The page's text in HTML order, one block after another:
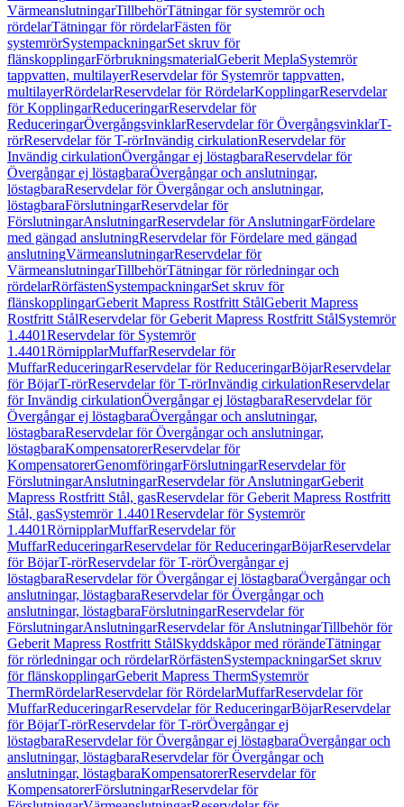
VärmeanslutningarTillbehörTätningar för systemrör och
rördelarTätningar för rördelarFästen för
systemrörSystempackningarSet skruv för
flänskopplingarFörbrukningsmaterialGeberit MeplaSystemrör
tappvatten, multilayerReservdelar för Systemrör tappvatten,
multilayerRördelarReservdelar för RördelarKopplingarReservdelar
för KopplingarReduceringarReservdelar för
ReduceringarÖvergångsvinklarReservdelar för ÖvergångsvinklarT-
rörReservdelar för T-rörInvändig cirkulationReservdelar för
Invändig cirkulationÖvergångar ej löstagbaraReservdelar för
Övergångar ej löstagbaraÖvergångar och anslutningar,
löstagbaraReservdelar för Övergångar och anslutningar,
löstagbaraFörslutningarReservdelar för
FörslutningarAnslutningarReservdelar för AnslutningarFördelare
med gängad anslutningReservdelar för Fördelare med gängad
anslutningVärmeanslutningarReservdelar för
VärmeanslutningarTillbehörTätningar för rörledningar och
rördelarRörfästenSystempackningarSet skruv för
flänskopplingarGeberit Mapress Rostfritt StålGeberit Mapress
Rostfritt StålReservdelar för Geberit Mapress Rostfritt StålSystemrör
1.4401Reservdelar för Systemrör
1.4401RörnipplarMuffarReservdelar för
MuffarReduceringarReservdelar för ReduceringarBöjarReservdelar
för BöjarT-rörReservdelar för T-rörInvändig cirkulationReservdelar
för Invändig cirkulationÖvergångar ej löstagbaraReservdelar för
Övergångar ej löstagbaraÖvergångar och anslutningar,
löstagbaraReservdelar för Övergångar och anslutningar,
löstagbaraKompensatorerReservdelar för
KompensatorerGenomföringarFörslutningarReservdelar för
FörslutningarAnslutningarReservdelar för AnslutningarGeberit
Mapress Rostfritt Stål, gasReservdelar för Geberit Mapress Rostfritt
Stål, gasSystemrör 1.4401Reservdelar för Systemrör
1.4401RörnipplarMuffarReservdelar för
MuffarReduceringarReservdelar för ReduceringarBöjarReservdelar
för BöjarT-rörReservdelar för T-rörÖvergångar ej
löstagbaraReservdelar för Övergångar ej löstagbaraÖvergångar och
anslutningar, löstagbaraReservdelar för Övergångar och
anslutningar, löstagbaraFörslutningarReservdelar för
FörslutningarAnslutningarReservdelar för AnslutningarTillbehör för
Geberit Mapress Rostfritt StålSkyddskåpor med rörändeTätningar
för rörledningar och rördelarRörfästenSystempackningarSet skruv
för flänskopplingarGeberit Mapress ThermSystemrör
ThermRördelarReservdelar för RördelarMuffarReservdelar för
MuffarReduceringarReservdelar för ReduceringarBöjarReservdelar
för BöjarT-rörReservdelar för T-rörÖvergångar ej
löstagbaraReservdelar för Övergångar ej löstagbaraÖvergångar och
anslutningar, löstagbaraReservdelar för Övergångar och
anslutningar, löstagbaraKompensatorerReservdelar för
KompensatorerFörslutningarReservdelar för